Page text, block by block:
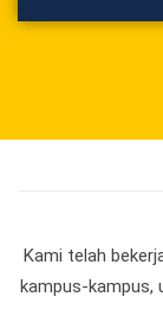
Kami telah
kampus-kampus,